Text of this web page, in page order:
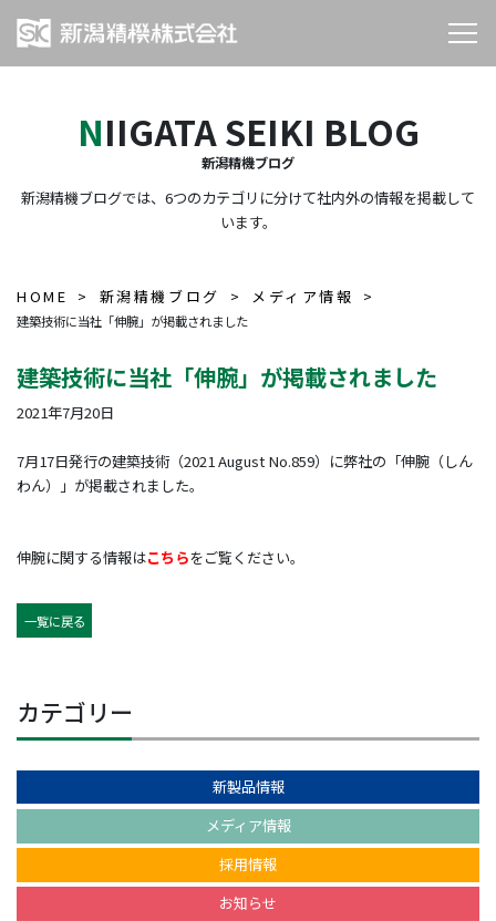
NIIGATA SEIKI BLOG
新潟精機ブログ
新潟精機ブログでは、6つのカテゴリに分けて社内外の情報を掲載して
います。
HOME 新潟精機ブログ メディア情報
建築技術に当社「伸腕」が掲載されました
建築技術に当社「伸腕」が掲載されました
2021年7月20日
7月17日発行の建築技術（2021 August No.859）に弊社の「伸腕（しん
わん）」が掲載されました。
伸腕に関する情報はこちらをご覧ください。
一覧に戻る
カテゴリー
新製品情報
メディア情報
採用情報
お知らせ